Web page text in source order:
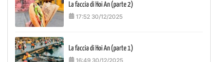
La faccia di Hoi An (parte 2)
17:52 30/12/2025
La faccia di Hoi An (parte 1)
16:49 30/12/2025